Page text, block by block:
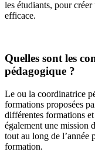
les étudiants, pour
efficace.
Quelles sont les
pédagogique ?
Le ou la coordinatrice
formations proposées
différentes formations
également une mission
tout au long de l’année
formation.